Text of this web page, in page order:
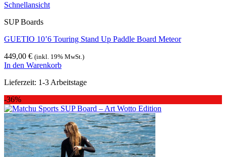
Schnellansicht
SUP Boards
GUETIO 10’6 Touring Stand Up Paddle Board Meteor
449,00 € (inkl. 19% MwSt.)
In den Warenkorb
Lieferzeit: 1-3 Arbeitstage
-36%